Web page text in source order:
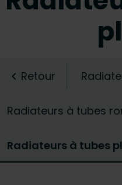
Retour
Radiateurs à tubes
Radiateurs à tubes